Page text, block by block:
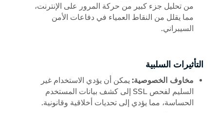
من تحليل جزء كبير من حركة المرور على الإنترنت،
مما يقلل من النقاط العمياء في دفاعات الأمن
السيبراني.
التأثيرات السلبية
مخاوف الخصوصية: يمكن أن يؤدي الاستخدام غير
السليم لفحص SSL إلى كشف بيانات المستخدم
الحساسة، مما يؤدي إلى تحديات أخلاقية وقانونية.